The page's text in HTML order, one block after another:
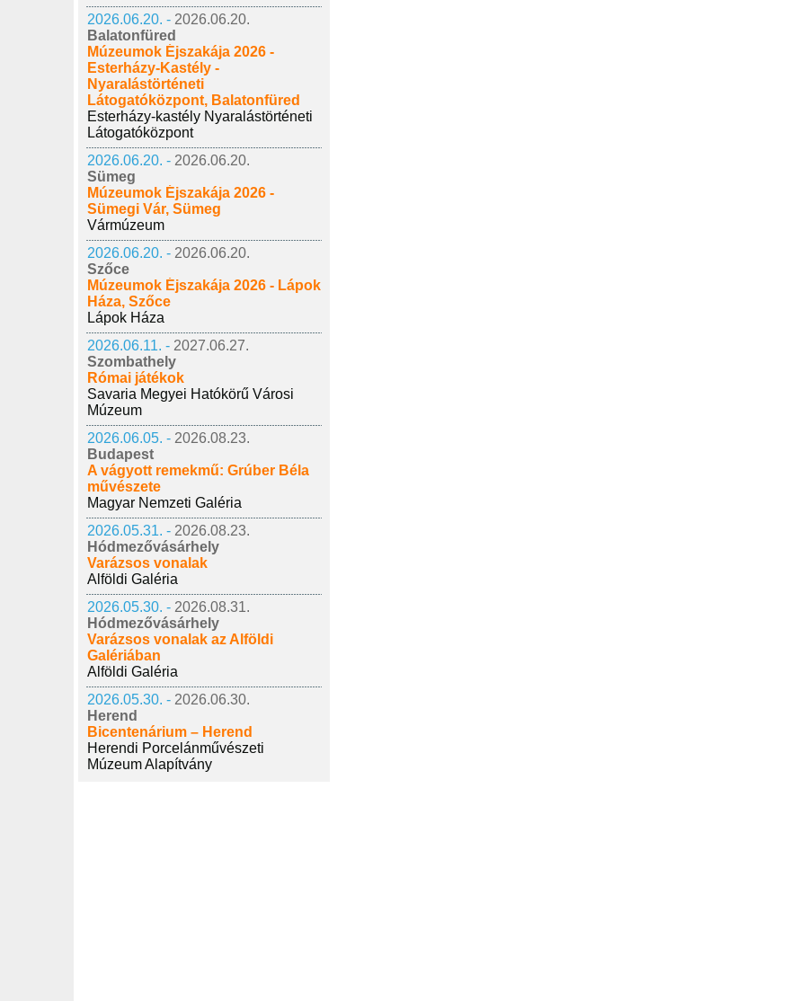
2026.06.20. - 2026.06.20.
Balatonfüred
Múzeumok Éjszakája 2026 -
Esterházy-Kastély -
Nyaralástörténeti
Látogatóközpont, Balatonfüred
Esterházy-kastély Nyaralástörténeti
Látogatóközpont
2026.06.20. - 2026.06.20.
Sümeg
Múzeumok Éjszakája 2026 -
Sümegi Vár, Sümeg
Vármúzeum
2026.06.20. - 2026.06.20.
Szőce
Múzeumok Éjszakája 2026 - Lápok
Háza, Szőce
Lápok Háza
2026.06.11. - 2027.06.27.
Szombathely
Római játékok
Savaria Megyei Hatókörű Városi
Múzeum
2026.06.05. - 2026.08.23.
Budapest
A vágyott remekmű: Grúber Béla
művészete
Magyar Nemzeti Galéria
2026.05.31. - 2026.08.23.
Hódmezővásárhely
Varázsos vonalak
Alföldi Galéria
2026.05.30. - 2026.08.31.
Hódmezővásárhely
Varázsos vonalak az Alföldi
Galériában
Alföldi Galéria
2026.05.30. - 2026.06.30.
Herend
Bicentenárium – Herend
Herendi Porcelánművészeti
Múzeum Alapítvány